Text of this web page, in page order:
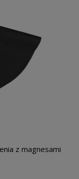
z magnesami